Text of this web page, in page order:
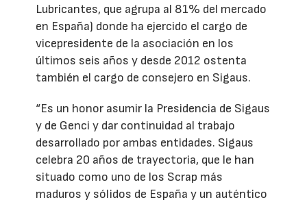
Lubricantes, que agrupa al 81% del mercado
en España) donde ha ejercido el cargo de
vicepresidente de la asociación en los
últimos seis años y desde 2012 ostenta
también el cargo de consejero en Sigaus.
“Es un honor asumir la Presidencia de Sigaus
y de Genci y dar continuidad al trabajo
desarrollado por ambas entidades. Sigaus
celebra 20 años de trayectoria, que le han
situado como uno de los Scrap más
maduros y sólidos de España y un auténtico